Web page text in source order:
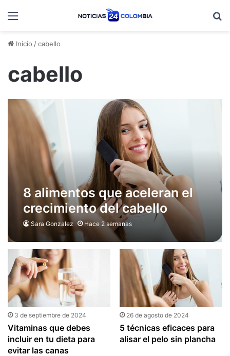
Menú
Inicio /cabello
cabello
8 alimentos que aceleran el
crecimiento del cabello
Sara Gonzalez Hace 2 semanas
3 de septiembre de 2024
Vitaminas que debes
incluir en tu dieta para
evitar las canas
26 de agosto de 2024
5 técnicas eficaces para
alisar el pelo sin plancha